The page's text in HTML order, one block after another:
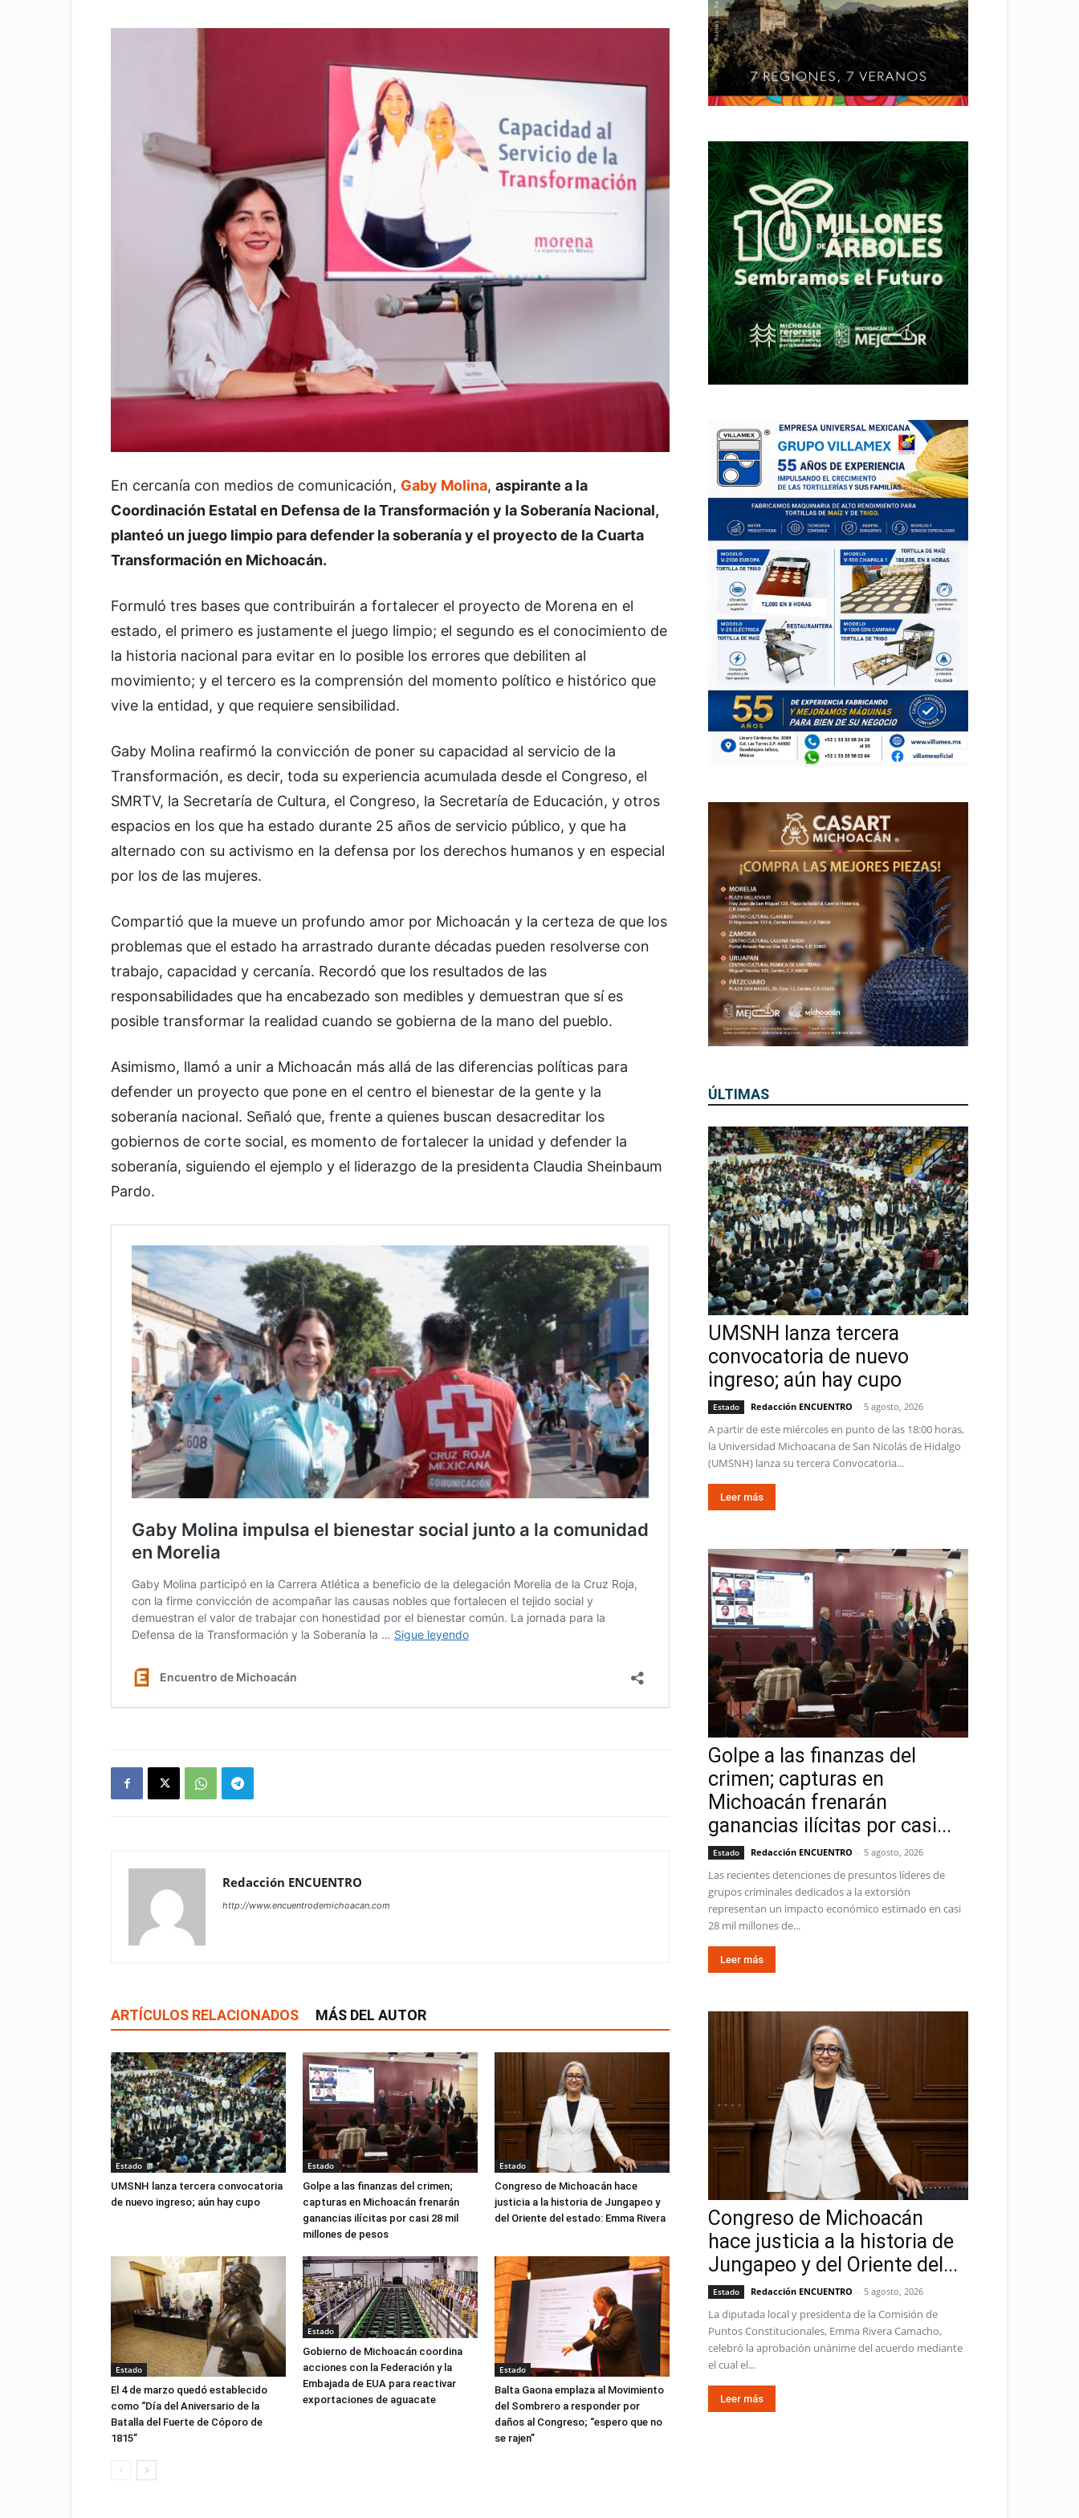
En cercanía con medios de comunicación, Gaby Molina, aspirante a la
Coordinación Estatal en Defensa de la Transformación y la Soberanía Nacional,
planteó un juego limpio para defender la soberanía y el proyecto de la Cuarta
Transformación en Michoacán.
Formuló tres bases que contribuirán a fortalecer el proyecto de Morena en el
estado, el primero es justamente el juego limpio; el segundo es el conocimiento de
la historia nacional para evitar en lo posible los errores que debiliten al
movimiento; y el tercero es la comprensión del momento político e histórico que
vive la entidad, y que requiere sensibilidad.
Gaby Molina reafirmó la convicción de poner su capacidad al servicio de la
Transformación, es decir, toda su experiencia acumulada desde el Congreso, el
SMRTV, la Secretaría de Cultura, el Congreso, la Secretaría de Educación, y otros
espacios en los que ha estado durante 25 años de servicio público, y que ha
alternado con su activismo en la defensa por los derechos humanos y en especial
por los de las mujeres.
Compartió que la mueve un profundo amor por Michoacán y la certeza de que los
problemas que el estado ha arrastrado durante décadas pueden resolverse con
trabajo, capacidad y cercanía. Recordó que los resultados de las
responsabilidades que ha encabezado son medibles y demuestran que sí es
posible transformar la realidad cuando se gobierna de la mano del pueblo.
Asimismo, llamó a unir a Michoacán más allá de las diferencias políticas para
defender un proyecto que pone en el centro el bienestar de la gente y la
soberanía nacional. Señaló que, frente a quienes buscan desacreditar los
gobiernos de corte social, es momento de fortalecer la unidad y defender la
soberanía, siguiendo el ejemplo y el liderazgo de la presidenta Claudia Sheinbaum
Pardo.
Redacción ENCUENTRO
http://www.encuentrodemichoacan.com
ARTÍCULOS RELACIONADOS MÁS DEL AUTOR
Estado
UMSNH lanza tercera convocatoria
de nuevo ingreso; aún hay cupo
Estado
Golpe a las finanzas del crimen;
capturas en Michoacán frenarán
ganancias ilícitas por casi 28 mil
millones de pesos
Estado
Congreso de Michoacán hace
justicia a la historia de Jungapeo y
del Oriente del estado: Emma Rivera
Estado
El 4 de marzo quedó establecido
como “Día del Aniversario de la
Batalla del Fuerte de Cóporo de
1815”
Estado
Gobierno de Michoacán coordina
acciones con la Federación y la
Embajada de EUA para reactivar
exportaciones de aguacate
Estado
Balta Gaona emplaza al Movimiento
del Sombrero a responder por
daños al Congreso; “espero que no
se rajen”
ÚLTIMAS
UMSNH lanza tercera
convocatoria de nuevo
ingreso; aún hay cupo
Estado Redacción ENCUENTRO - 5 agosto, 2026
A partir de este miércoles en punto de las 18:00 horas,
la Universidad Michoacana de San Nicolás de Hidalgo
(UMSNH) lanza su tercera Convocatoria...
Leer más
Golpe a las finanzas del
crimen; capturas en
Michoacán frenarán
ganancias ilícitas por casi...
Estado Redacción ENCUENTRO - 5 agosto, 2026
Las recientes detenciones de presuntos líderes de
grupos criminales dedicados a la extorsión
representan un impacto económico estimado en casi
28 mil millones de...
Leer más
Congreso de Michoacán
hace justicia a la historia de
Jungapeo y del Oriente del...
Estado Redacción ENCUENTRO - 5 agosto, 2026
La diputada local y presidenta de la Comisión de
Puntos Constitucionales, Emma Rivera Camacho,
celebró la aprobación unánime del acuerdo mediante
el cual el...
Leer más